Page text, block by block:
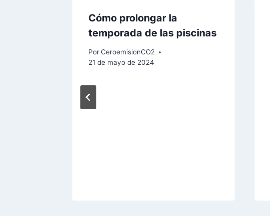
Cómo prolongar la
temporada de las piscinas
PorCeroemisionCO2
21 de mayo de 2024